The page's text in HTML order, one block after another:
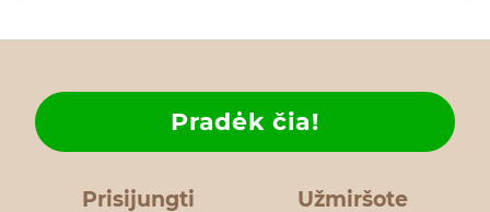
Prisijungti
Užmiršote
Pradėk čia!